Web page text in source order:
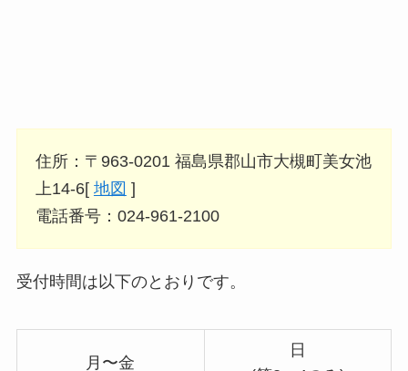
住所：〒963-0201 福島県郡山市大槻町美女池
上14-6[ 地図 ]
電話番号：024-961-2100
受付時間は以下のとおりです。
月〜金
日